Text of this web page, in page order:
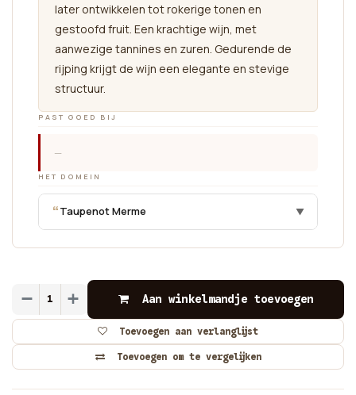
later ontwikkelen tot rokerige tonen en
gestoofd fruit. Een krachtige wijn, met
aanwezige tannines en zuren. Gedurende de
rijping krijgt de wijn een elegante en stevige
structuur.
PAST GOED BIJ
—
HET DOMEIN
“Taupenot Merme ▼
Aan winkelmandje toevoegen
Toevoegen om te vergelijken
Toevoegen aan verlanglijst